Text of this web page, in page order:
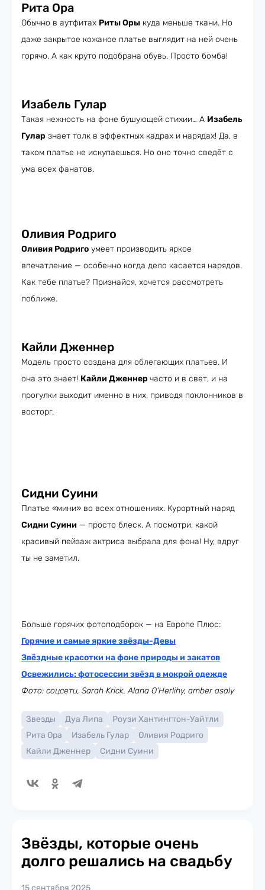
Рита Ора
Обычно в аутфитах Риты Оры куда меньше ткани. Но
даже закрытое кожаное платье выглядит на ней очень
горячо. А как круто подобрана обувь. Просто бомба!
Изабель Гулар
Такая нежность на фоне бушующей стихии… А Изабель
Гулар знает толк в эффектных кадрах и нарядах! Да, в
таком платье не искупаешься. Но оно точно сведёт с
ума всех фанатов.
Оливия Родриго
Оливия Родриго умеет производить яркое
впечатление — особенно когда дело касается нарядов.
Как тебе платье? Признайся, хочется рассмотреть
поближе.
Кайли Дженнер
Модель просто создана для облегающих платьев. И
она это знает! Кайли Дженнерчасто и в свет, и на
прогулки выходит именно в них, приводя поклонников в
восторг.
Сидни Суини
Платье «мини» во всех отношениях. Курортный наряд
Сидни Суини — просто блеск. А посмотри, какой
красивый пейзаж актриса выбрала для фона! Ну, вдруг
ты не заметил.
Больше горячих фотоподборок — на Европе Плюс:
Горячие и самые яркие звёзды-Девы
Звёздные красотки на фоне природы и закатов
Освежились: фотосессии звёзд в мокрой одежде
Фото: соцсети, Sarah Krick, Alana O’Herlihy, amber asaly
Звезды Дуа Липа
Роузи Хантингтон-Уайтли
Рита Ора
Изабель Гулар
Оливия Родриго
Кайли Дженнер
Сидни Суини
Звёзды, которые очень
долго решались на свадьбу
15 сентября 2025